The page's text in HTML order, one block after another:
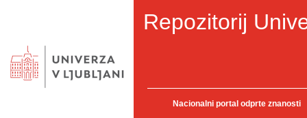
Repozitorij
Nacionalni portal odprte znanosti